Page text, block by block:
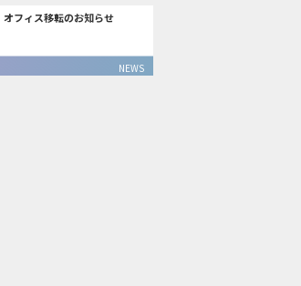
オフィス移転のお知らせ
NEWS